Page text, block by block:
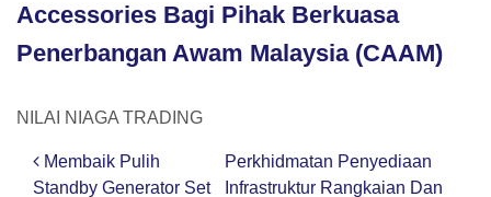
Accessories Bagi Pihak Berkuasa
Penerbangan Awam Malaysia (CAAM)
NILAI NIAGA TRADING
Post navigation
Membaik Pulih
Standby Generator Set
Perkhidmatan Penyediaan
Infrastruktur Rangkaian Dan